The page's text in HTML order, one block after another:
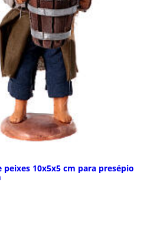
10x5x5 cm para presépio